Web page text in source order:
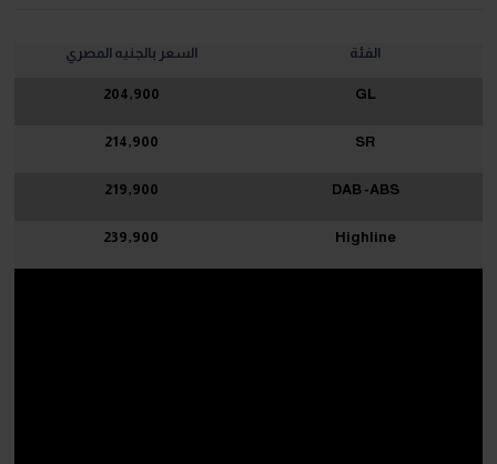
الفئة السعر بالجنيه المصري
GL
204,900
SR
214,900
DAB -ABS
219,900
Highline
239,900